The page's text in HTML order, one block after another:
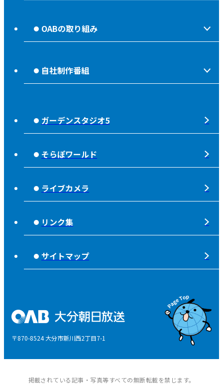
OABからのお知らせ
リクルートページ
放送番組審議会
大分朝日放送 人権方針
青少年と放送
個人情報について
特定商取引に関する法律による表示
OABの取り組み
子ども食堂応援
宇宙(そら)
ピンクリボン
みんなでそなえーる
自社制作番組
もっと！
SOLD OUT
タウンスパイス
夜分、おじゃまします。
ガーデンスタジオ5
そらぽワールド
ライブカメラ
リンク集
サイトマップ
〒870-8524 大分市新川西2丁目7-1
掲載されている記事・写真等すべての無断転載を禁じます。